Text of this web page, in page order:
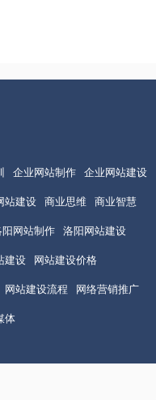
企业网站制作 企业网站建设
站建设 商业思维
商业智慧
阳网站制作 洛阳网站建设
建设
网站建设价格
网站建设流程
网络营销推广
体